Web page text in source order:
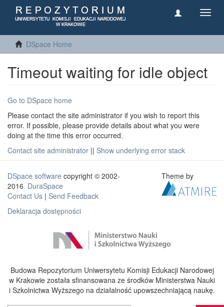
DSpace Home
Timeout waiting for idle object
Go to DSpace home
Please contact the site administrator if you wish to report this
error. If possible, please provide details about what you were
doing at the time this error occurred.
Contact site administrator || Show underlying error stack
DSpace software copyright © 2002-
2016 DuraSpace
Contact Us | Send Feedback
Deklaracja dostępności
Theme by
Budowa Repozytorium Uniwersytetu Komisji Edukacji Narodowej
w Krakowie została sfinansowana ze środków Ministerstwa Nauki
i Szkolnictwa Wyższego na działalność upowszechniającą naukę.